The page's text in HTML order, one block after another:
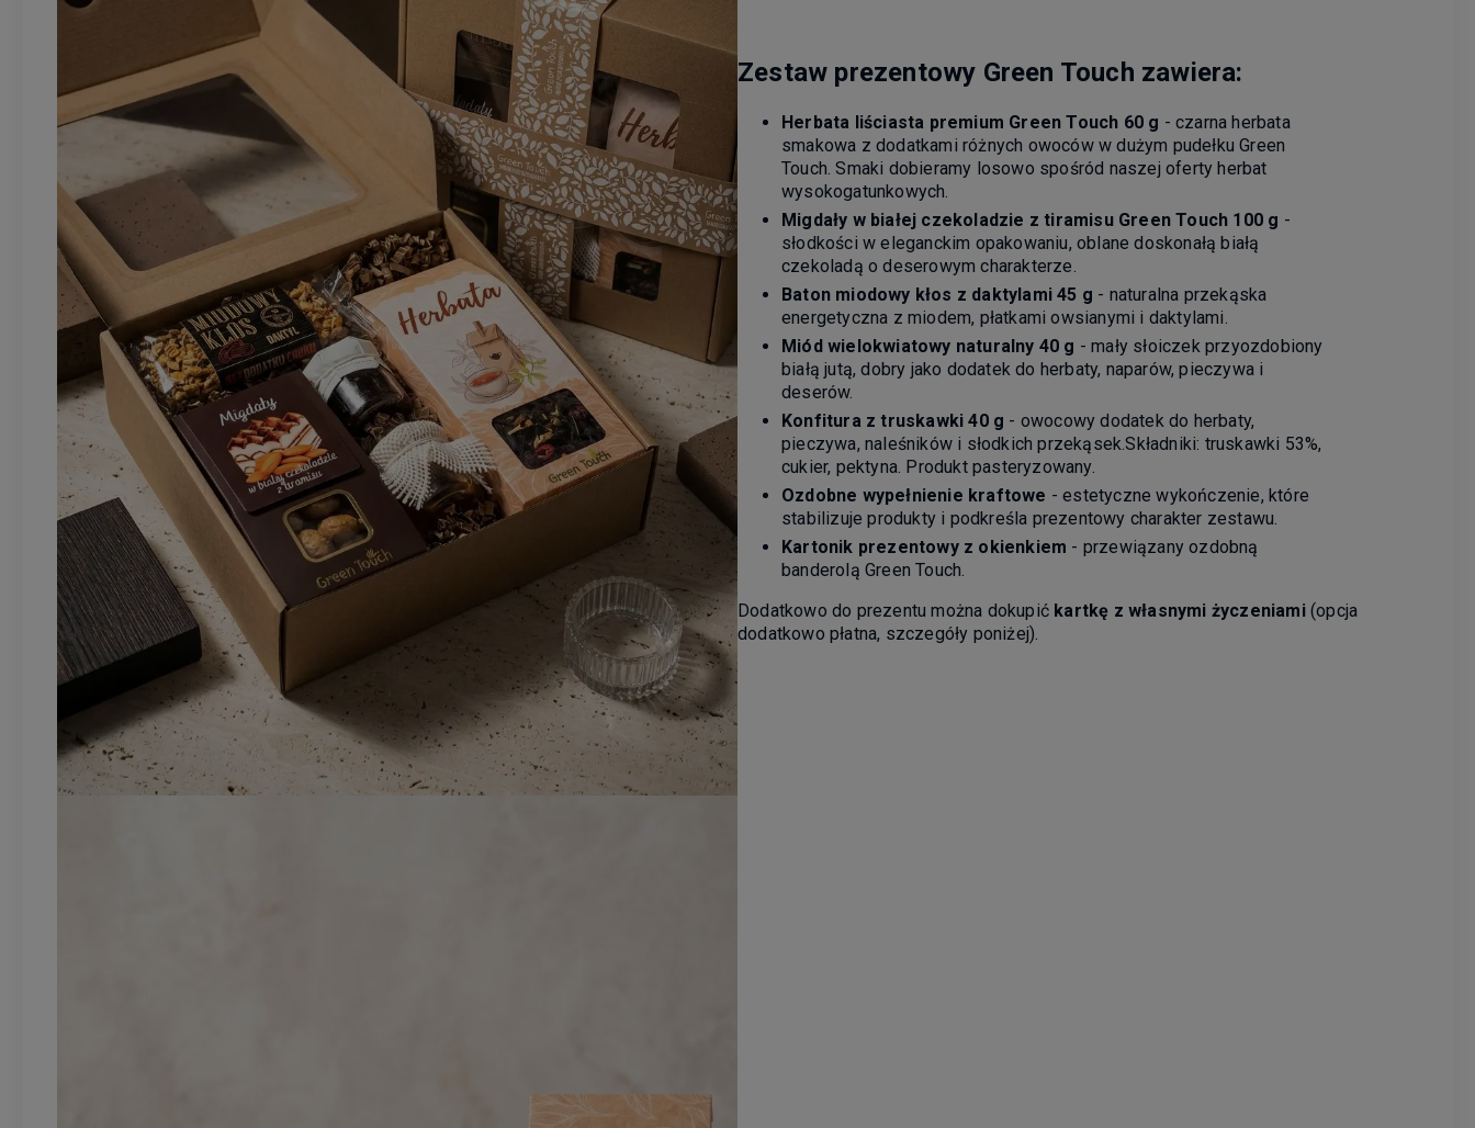
Zestaw prezentowy Green Touch zawiera:
Herbata liściasta premium Green Touch 60 g - czarna herbata
smakowa z dodatkami różnych owoców w dużym pudełku Green
Touch. Smaki dobieramy losowo spośród naszej oferty herbat
wysokogatunkowych.
Migdały w białej czekoladzie z tiramisu Green Touch 100 g -
słodkości w eleganckim opakowaniu, oblane doskonałą białą
czekoladą o deserowym charakterze.
Baton miodowy kłos z daktylami 45 g - naturalna przekąska
energetyczna z miodem, płatkami owsianymi i daktylami.
Miód wielokwiatowy naturalny 40 g - mały słoiczek przyozdobiony
białą jutą, dobry jako dodatek do herbaty, naparów, pieczywa i
deserów.
Konfitura z truskawki 40 g - owocowy dodatek do herbaty,
pieczywa, naleśników i słodkich przekąsek.Składniki: truskawki 53%,
cukier, pektyna. Produkt pasteryzowany.
Ozdobne wypełnienie kraftowe - estetyczne wykończenie, które
stabilizuje produkty i podkreśla prezentowy charakter zestawu.
Kartonik prezentowy z okienkiem - przewiązany ozdobną
banderolą Green Touch.
Dodatkowo do prezentu można dokupić kartkę z własnymi życzeniami(opcja
dodatkowo płatna, szczegóły poniżej).